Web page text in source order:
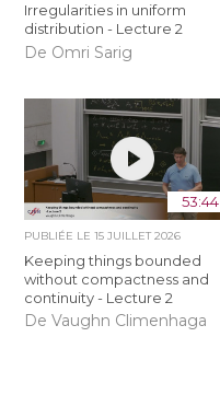
Irregularities in uniform
distribution - Lecture 2
De Omri Sarig
53:44
PUBLIÉE LE15 JUILLET 2026
Keeping things bounded
without compactness and
continuity - Lecture 2
De Vaughn Climenhaga